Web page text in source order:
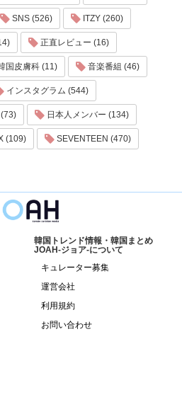
SNS (526) ITZY (260)
正直レビュー (16)
国皮膚科 (11) 音楽番組 (46)
インスタグラム (544)
日本人メンバー (134)
(109) SEVENTEEN (470)
韓国トレンド情報・韓国まとめ
JOAH-ジョア-について
キュレーター募集
運営会社
利用規約
お問い合わせ